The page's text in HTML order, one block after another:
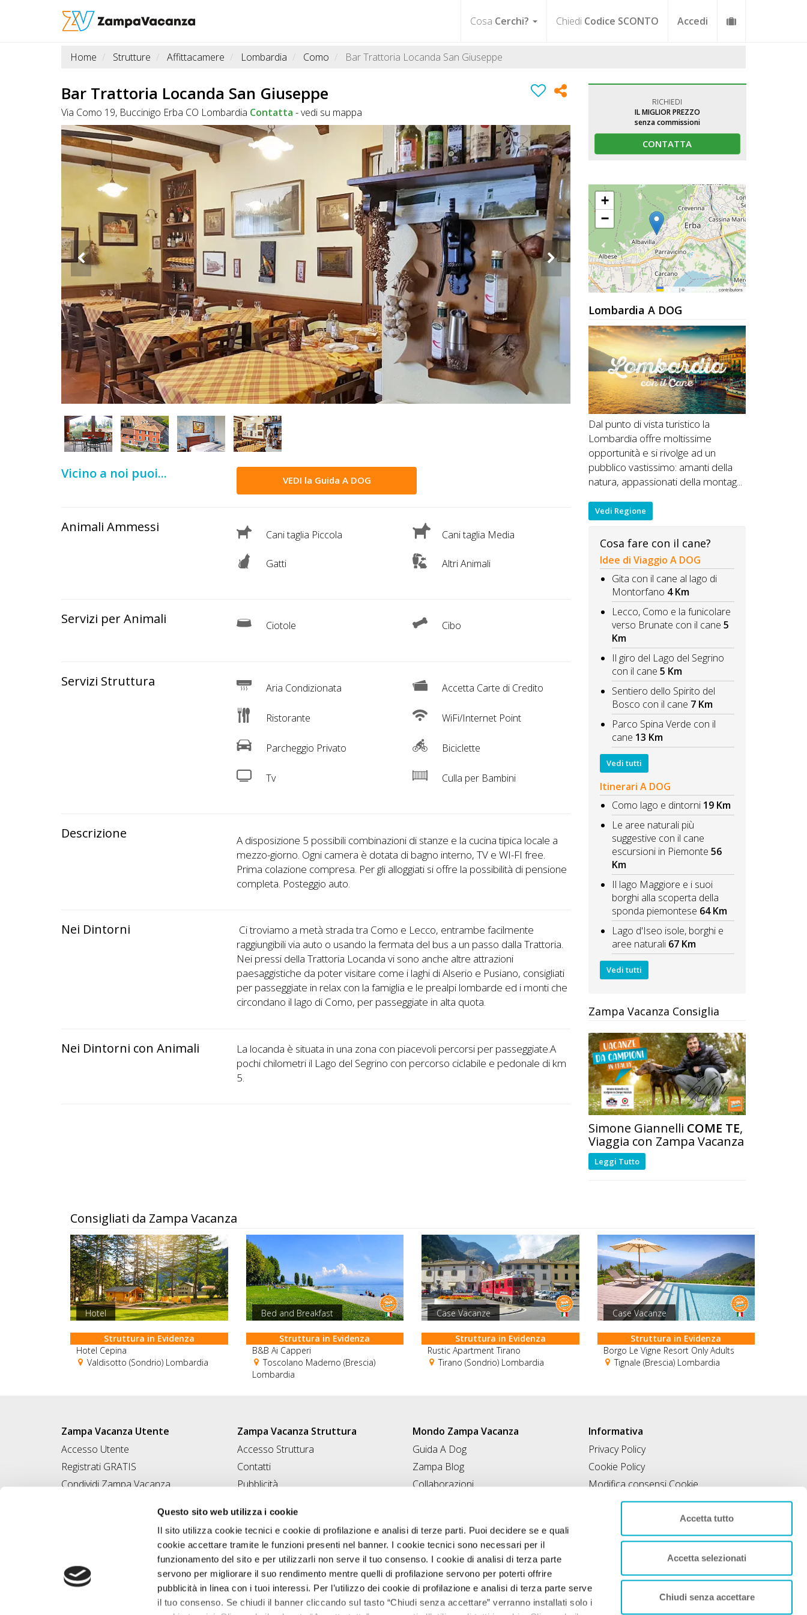
Questo sito web utilizza i cookie
Il sito utilizza cookie tecnici e cookie di profilazione e analisi di terze parti. Puoi decidere se e quali
cookie accettare tramite le funzioni presenti nel banner. I cookie tecnici sono necessari per il
funzionamento del sito e per utilizzarli non serve il tuo consenso. I cookie di analisi di terza parte
servono per migliorare il suo rendimento mentre quelli di profilazione servono per poterti offrire
pubblicità in linea con i tuoi interessi. Per l’utilizzo dei cookie di profilazione e analisi di terza parte serve
il tuo consenso. Se chiudi il banner cliccando sul tasto “Chiudi senza accettare” verranno installati solo i
Accetta tutto
Accetta selezionati
Chiudi senza accettare
Cosa Cerchi? Chiedi Codice SCONTO Accedi
STRUTTURE
LUOGHI
OFFERTE
CHIEDI
CODICE
SCONTO
Attività
Home Strutture Affittacamere Lombardia Como Bar Trattoria Locanda San Giuseppe
Bar Trattoria Locanda San Giuseppe
Via Como 19, Buccinigo Erba CO Lombardia Contatta -vedi su mappa
Vicino a noi puoi... VEDI la Guida A DOG
Animali Ammessi Cani taglia Piccola Cani taglia Media
Gatti Altri Animali
Servizi per Animali Ciotole Cibo
Servizi Struttura Aria Condizionata Accetta Carte di Credito
Ristorante WiFi/Internet Point
Parcheggio Privato Biciclette
Tv Culla per Bambini
Descrizione
A disposizione 5 possibili combinazioni di stanze e la cucina tipica locale a
mezzo-giorno. Ogni camera è dotata di bagno interno, TV e WI-FI free.
Prima colazione compresa. Per gli alloggiati si offre la possibilità di pensione
completa. Posteggio auto.
Nei Dintorni
Ci troviamo a metà strada tra Como e Lecco, entrambe facilmente
raggiungibili via auto o usando la fermata del bus a un passo dalla Trattoria.
Nei pressi della Trattoria Locanda vi sono anche altre attrazioni
paesaggistiche da poter visitare come i laghi di Alserio e Pusiano, consigliati
per passeggiate in relax con la famiglia e le prealpi lombarde ed i monti che
circondano il lago di Como, per passeggiate in alta quota.
Nei Dintorni con Animali
La locanda è situata in una zona con piacevoli percorsi per passeggiate.A
pochi chilometri il Lago del Segrino con percorso ciclabile e pedonale di km
5.
RICHIEDI
IL MIGLIOR PREZZO
senza commissioni
CONTATTA
+
−
|© contributors
Lombardia A DOG
Dal punto di vista turistico la
Lombardia offre moltissime
opportunità e si rivolge ad un
pubblico vastissimo: amanti della
natura, appassionati della montag...
Vedi Regione
Cosa fare con il cane?
Idee di Viaggio A DOG
Gita con il cane al lago di
Montorfano 4 Km
Lecco, Como e la funicolare
verso Brunate con il cane 5
Km
Il giro del Lago del Segrino
con il cane 5 Km
Sentiero dello Spirito del
Bosco con il cane 7 Km
Parco Spina Verde con il
cane 13 Km
Vedi tutti
Itinerari A DOG
Como lago e dintorni 19 Km
Le aree naturali più
suggestive con il cane
escursioni in Piemonte 56
Km
Il lago Maggiore e i suoi
borghi alla scoperta della
sponda piemontese 64 Km
Lago d'Iseo isole, borghi e
aree naturali 67 Km
Vedi tutti
Zampa Vacanza Consiglia
Simone Giannelli COME TE,
Viaggia con Zampa Vacanza
Leggi Tutto
Consigliati da Zampa Vacanza
Hotel
Struttura in Evidenza
Hotel Cepina
Valdisotto (Sondrio) Lombardia
Bed and Breakfast
Struttura in Evidenza
B&B Ai Capperi
Toscolano Maderno (Brescia)
Lombardia
Case Vacanze
Struttura in Evidenza
Rustic Apartment Tirano
Tirano (Sondrio) Lombardia
Case Vacanze
Struttura in Evidenza
Borgo Le Vigne Resort Only Adults
Tignale (Brescia) Lombardia
Zampa Vacanza Utente
Accesso Utente
Registrati GRATIS
Condividi Zampa Vacanza
Zampa Vacanza Struttura
Accesso Struttura
Contatti
Pubblicità
Mondo Zampa Vacanza
Guida A Dog
Zampa Blog
Collaborazioni
Informativa
Privacy Policy
Cookie Policy
Modifica consensi Cookie
Condizioni di utilizzo
Contratto di inclusione